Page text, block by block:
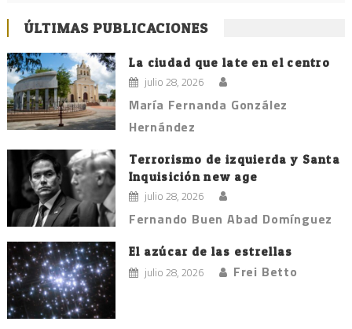
ÚLTIMAS PUBLICACIONES
La ciudad que late en el centro
julio 28, 2026
María Fernanda González
Hernández
Terrorismo de izquierda y Santa
Inquisición new age
julio 28, 2026
Fernando Buen Abad Domínguez
El azúcar de las estrellas
julio 28, 2026 Frei Betto